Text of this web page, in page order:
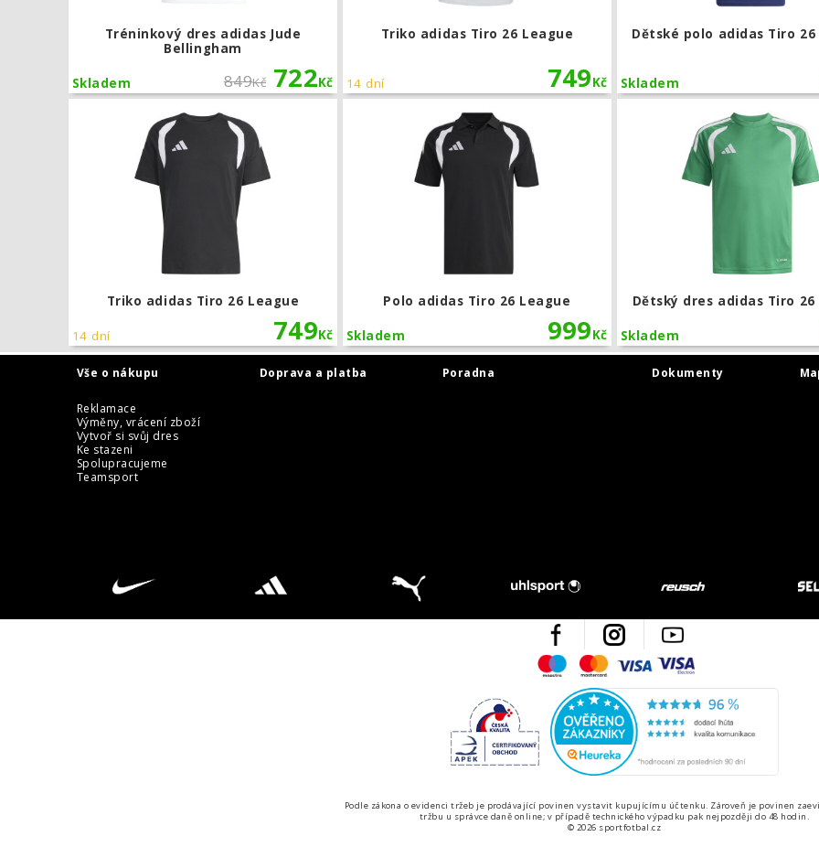
Tréninkový dres adidas Jude
Bellingham
849Kč 722Kč
Skladem
Triko adidas Tiro 26 League
749Kč
14 dní
Dětské polo adidas Tiro 26
Skladem
Triko adidas Tiro 26 League
749Kč
14 dní
Polo adidas Tiro 26 League
999Kč
Skladem
Dětský dres adidas Tiro 26
Skladem
Vše o nákupu Doprava a platba Poradna
Reklamace
Výměny, vrácení zboží
Vytvoř si svůj dres
Ke stazeni
Spolupracujeme
Teamsport
Dokumenty
Facebook Instagram
MaestroMastercard
Visa
Česká kvalita
Podle zákona o evidenci tržeb je prodávající povinen vystavit kupujícímu účtenku. Zároveň je povinen
tržbu u správce daně online; v případě technického výpadku pak nejpozději do 48 hodin.
© 2026 sportfotbal.cz